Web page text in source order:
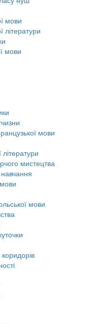
мови
літератури
мови
мови
мистецтва
мови